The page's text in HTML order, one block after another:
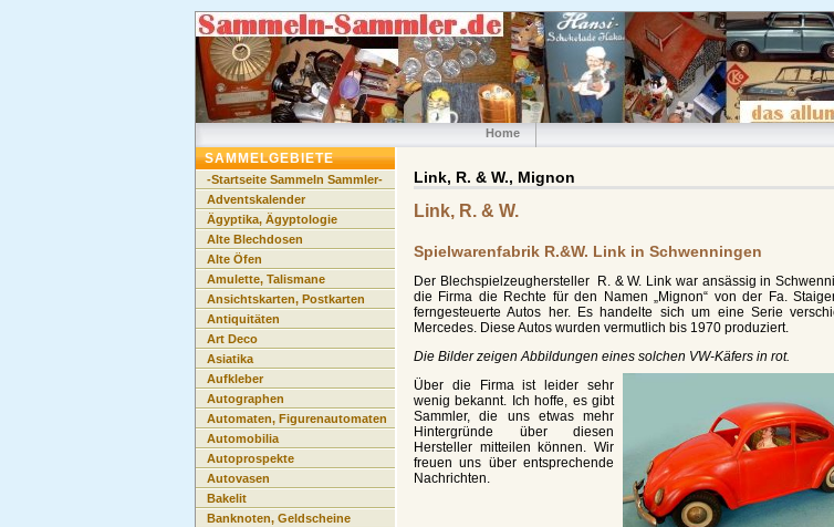
Home
Link, R. & W., Mignon
Link, R. & W.
Spielwarenfabrik R.&W. Link in Schwenningen
Der Blechspielzeughersteller R. & W. Link war ansässig in
die Firma die Rechte für den Namen „Mignon“ von der Fa.
ferngesteuerte Autos her. Es handelte sich um eine Serie
Mercedes. Diese Autos wurden vermutlich bis 1970 produziert.
Die Bilder zeigen Abbildungen eines solchen VW-Käfers in rot.
Über die Firma ist leider sehr
wenig bekannt. Ich hoffe, es gibt
Sammler, die uns etwas mehr
Hintergründe über diesen
Hersteller mitteilen können. Wir
freuen uns über entsprechende
Nachrichten.
SAMMELGEBIETE
-Startseite Sammeln Sammler-
Adventskalender
Ägyptika, Ägyptologie
Alte Blechdosen
Alte Öfen
Amulette, Talismane
Ansichtskarten, Postkarten
Antiquitäten
Art Deco
Asiatika
Aufkleber
Autographen
Automaten, Figurenautomaten
Automobilia
Autoprospekte
Autovasen
Bakelit
Banknoten, Geldscheine